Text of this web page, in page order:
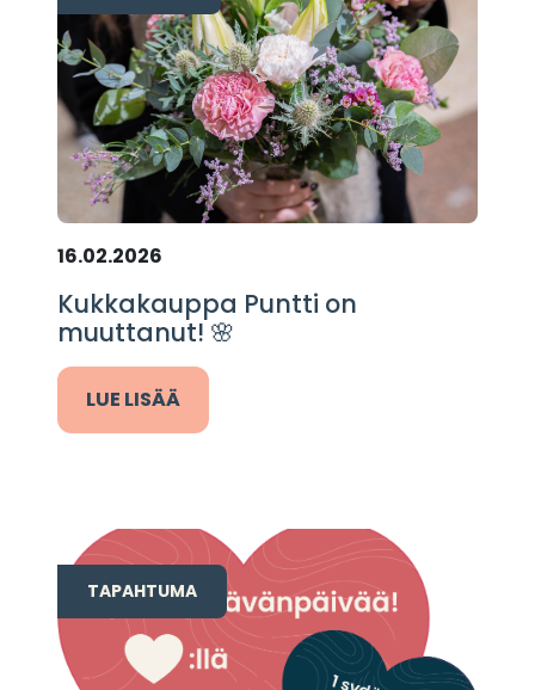
16.02.2026
Kukkakauppa Puntti on
muuttanut! 🌸
LUE LISÄÄ
TAPAHTUMA